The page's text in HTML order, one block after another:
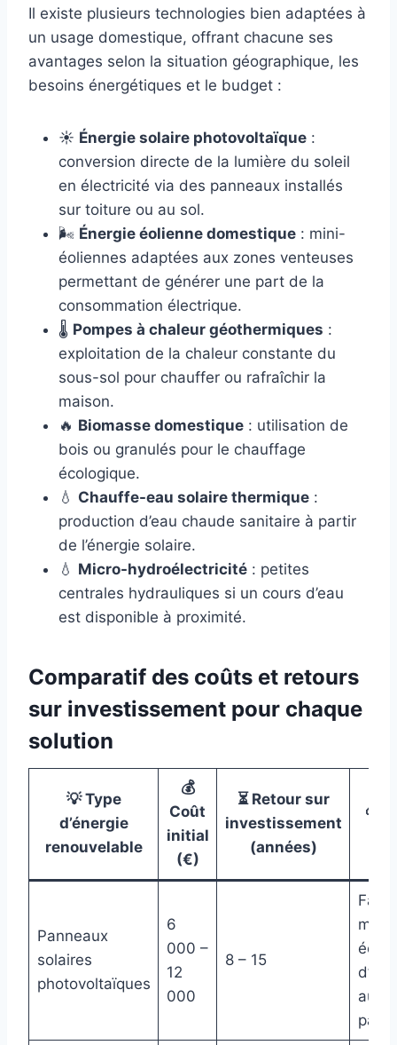
Il existe plusieurs technologies bien adaptées à
un usage domestique, offrant chacune ses
avantages selon la situation géographique, les
besoins énergétiques et le budget :
☀️ Énergie solaire photovoltaïque :
conversion directe de la lumière du soleil
en électricité via des panneaux installés
sur toiture ou au sol.
🌬️ Énergie éolienne domestique : mini-
éoliennes adaptées aux zones venteuses
permettant de générer une part de la
consommation électrique.
🌡️ Pompes à chaleur géothermiques :
exploitation de la chaleur constante du
sous-sol pour chauffer ou rafraîchir la
maison.
🔥 Biomasse domestique : utilisation de
bois ou granulés pour le chauffage
écologique.
💧 Chauffe-eau solaire thermique :
production d’eau chaude sanitaire à partir
de l’énergie solaire.
💧 Micro-hydroélectricité : petites
centrales hydrauliques si un cours d’eau
est disponible à proximité.
Comparatif des coûts et retours
sur investissement pour chaque
solution
💡Type
d’énergie
renouvelable
💰
Coût
initial
(€)
⏳ Retour sur
investissement
(années)
🌱
Panneaux
solaires
photovoltaïques
6
000 –
12
000
8 – 15